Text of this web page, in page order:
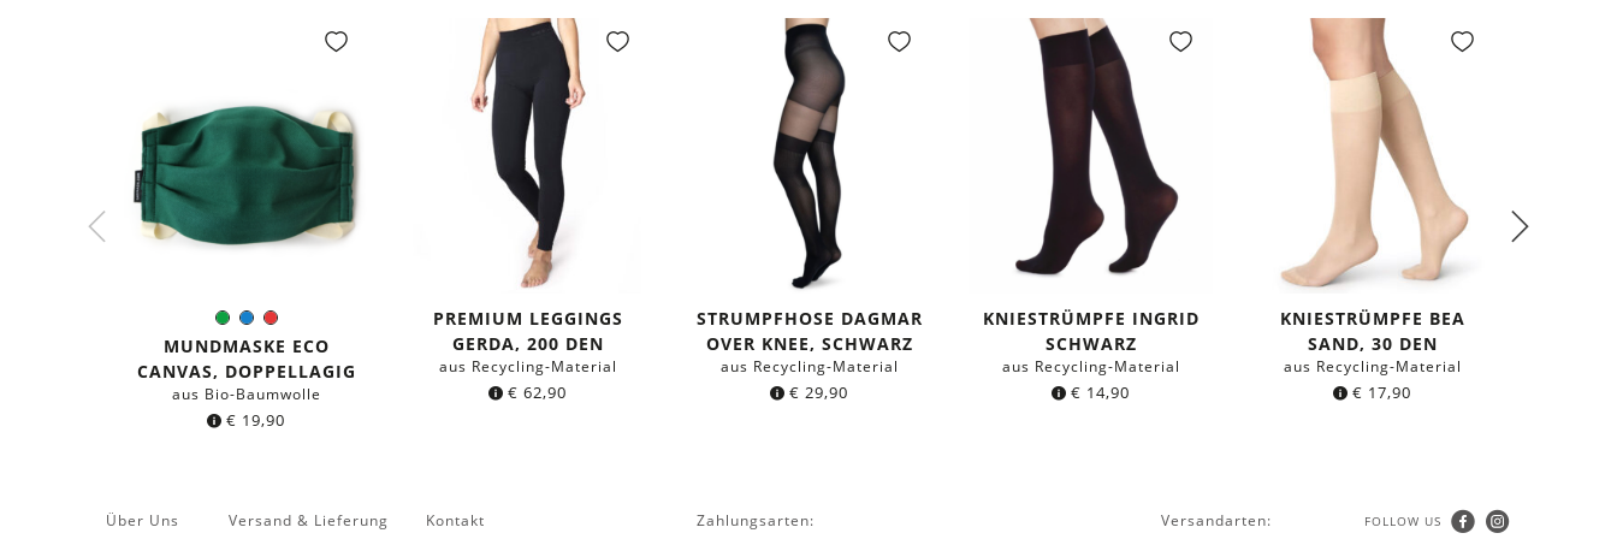
GrünBlauRot
Farbe:
MUNDMASKE ECO
CANVAS, DOPPELLAGIG
aus Bio-Baumwolle
€ 19,90
PREMIUM LEGGINGS
GERDA, 200 DEN
aus Recycling-Material
€ 62,90
STRUMPFHOSE DAGMAR
OVER KNEE, SCHWARZ
aus Recycling-Material
€ 29,90
KNIESTRÜMPFE INGRID
SCHWARZ
aus Recycling-Material
€ 14,90
KNIESTRÜMPFE BEA
SAND, 30 DEN
aus Recycling-Material
€ 17,90
Über Uns Versand & Lieferung Kontakt Zahlungsarten: Versandarten: FOLLOW US